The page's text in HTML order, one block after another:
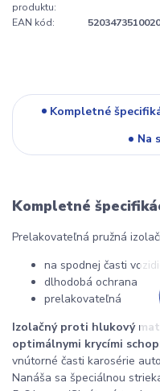
produktu:
EAN kód: 5203473510020
Kompletné
Na
Kompletné
Prelakovateľná pružná
na spodnej časti
dlhodobá ochrana
prelakovateľná
Izolačný proti hlukový
optimálnymi krycími
vnútorné časti karosérie
Nanáša sa špeciálnou